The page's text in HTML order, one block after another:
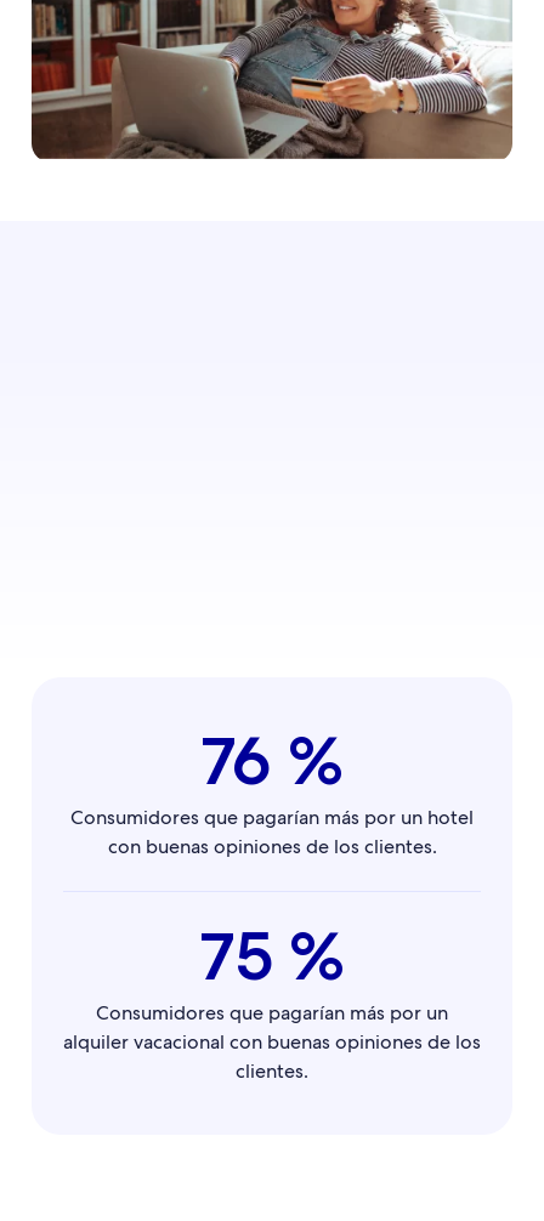
76 %
Consumidores que pagarían más por un hotel
con buenas opiniones de los clientes.
75 %
Consumidores que pagarían más por un
alquiler vacacional con buenas opiniones de los
clientes.